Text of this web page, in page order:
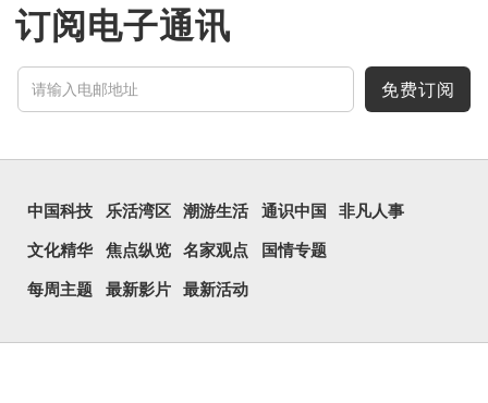
订阅电子通讯
免费订阅
中国科技 乐活湾区 潮游生活 通识中国 非凡人事
文化精华 焦点纵览 名家观点 国情专题
每周主题 最新影片 最新活动